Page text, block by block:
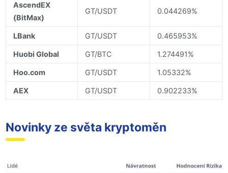
AscendEX
(BitMax)
GT/USDT 0.044269%
LBank GT/USDT 0.465953%
Huobi Global GT/BTC 1.274491%
Hoo.com GT/USDT 1.05332%
AEX GT/USDT 0.902233%
Novinky ze světa kryptoměn